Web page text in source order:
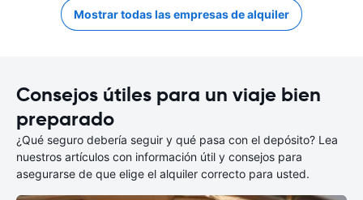
Mostrar todas las empresas de alquiler
Consejos útiles para un viaje bien
preparado
¿Qué seguro debería seguir y qué pasa con el depósito? Lea
nuestros artículos con información útil y consejos para
asegurarse de que elige el alquiler correcto para usted.